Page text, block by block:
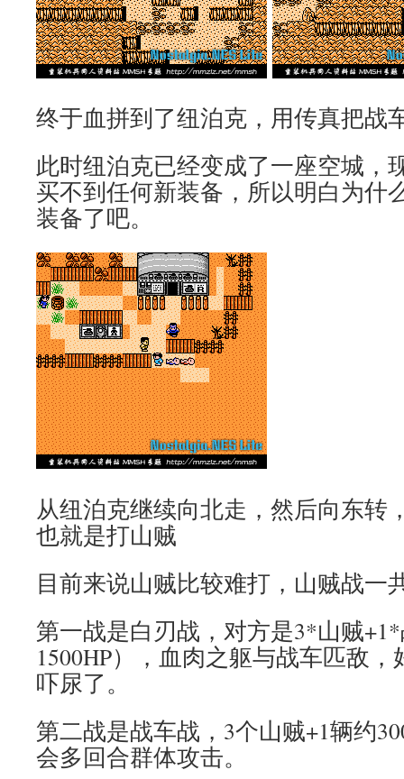
终于血拼到了纽泊克，用传真把战
此时纽泊克已经变成了一座空城，
买不到任何新装备，所以明白为什
装备了吧。
从纽泊克继续向北走，然后向东转
也就是打山贼
目前来说山贼比较难打，山贼战一
第一战是白刃战，对方是3*山贼
1500HP），血肉之躯与战车匹敌
吓尿了。
第二战是战车战，3个山贼+1辆约
会多回合群体攻击。